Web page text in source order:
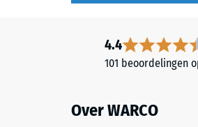
4.4
101 beoordelingen
Over WARCO